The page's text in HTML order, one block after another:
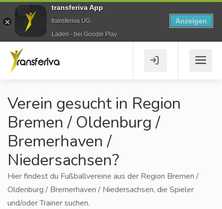
Verein gesucht in Region
Bremen / Oldenburg /
Bremerhaven /
Niedersachsen?
Hier findest du Fußballvereine aus der Region Bremen /
Oldenburg / Bremerhaven / Niedersachsen, die Spieler
und/oder Trainer suchen.
transferiva App
transferiva UG
Laden - bei Google Play
Anzeigen